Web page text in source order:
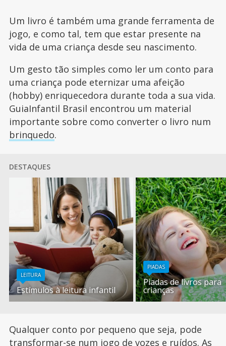
Um livro é também uma grande ferramenta de
jogo, e como tal, tem que estar presente na
vida de uma criança desde seu nascimento.
Um gesto tão simples como ler um conto para
uma criança pode eternizar uma afeição
(hobby) enriquecedora durante toda a sua vida.
GuiaInfantil Brasil encontrou um material
importante sobre como converter o livro num
brinquedo.
DESTAQUES
LEITURA
Estímulos à leitura infantil
PIADAS
Piadas de livros para
crianças
Qualquer conto por pequeno que seja, pode
transformar-se num jogo de vozes e ruídos. As